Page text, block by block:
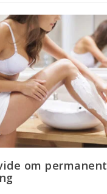
om permanent